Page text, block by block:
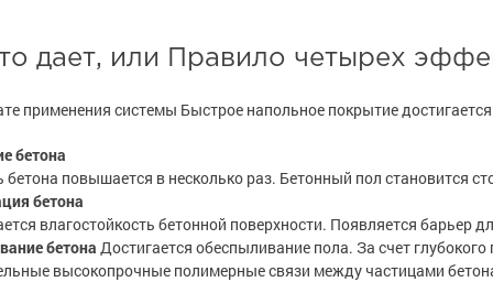
товары
стены
товары
товары
краски для
краски для
краски для
товары
дает, или Правило четырех
применения системы Быстрое напольное покрытие
бетона
бетона повышается в несколько раз. Бетонный пол становится
бетона
влагостойкость бетонной поверхности. Появляется барьер
бетона Достигается обеспыливание пола. За счет
высокопрочные полимерные связи между частицами
товары
стены
товары
товары
краски для
краски для
краски для
товары